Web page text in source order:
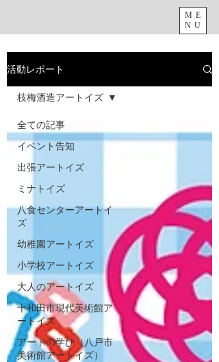
ME
NU
活動レポート
全ての記事
イベント告知
出張アートイズ
ミナトイズ
八食センターアートイ
ズ
幼稚園アートイズ
小学校アートイズ
大人のアートイズ
十和田市現代美術館ア
ートイズ
アートの学び（八戸市
美術館アートイズ）
枝梅酒造アートイズ